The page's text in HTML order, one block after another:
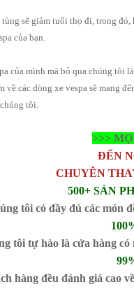
sẽ giảm tuổi thọ đi, trong
của bạn.
của mình mà bỏ qua chúng tôi
các dòng xe vespa sẽ mang
tôi.
>>>
ĐẾN
CHUYÊN
500+ SẢN
tôi có đầy đủ các món
tôi tự hào là cửa hàng có
hàng đều đánh giá cao